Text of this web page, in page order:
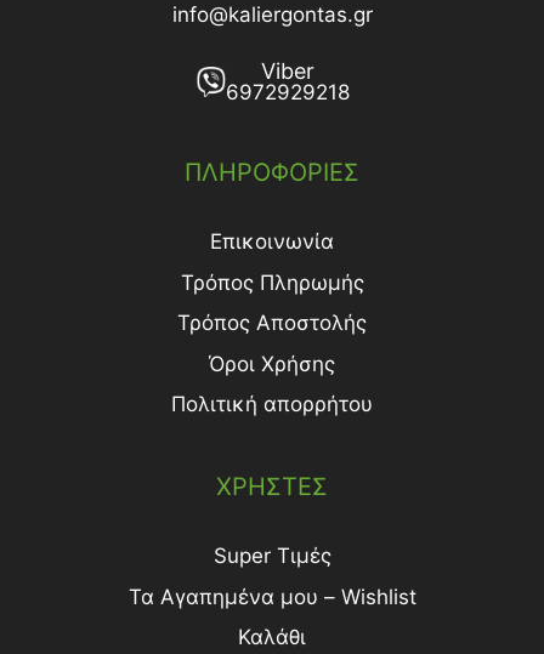
info@kaliergontas.gr
Viber
6972929218
ΠΛΗΡΟΦΟΡΙΕΣ
Επικοινωνία
Τρόπος Πληρωμής
Τρόπος Aποστολής
Όροι Χρήσης
Πολιτική απορρήτου
ΧΡΗΣΤΕΣ
Super Τιμές
Τα Αγαπημένα μου – Wishlist
Καλάθι